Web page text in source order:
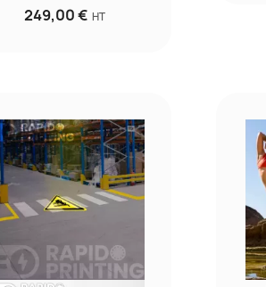
249,00 € HT